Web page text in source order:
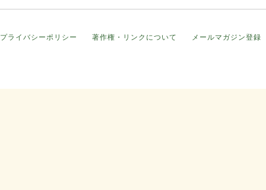
プライバシーポリシー 著作権・リンクについて メールマガジン登録